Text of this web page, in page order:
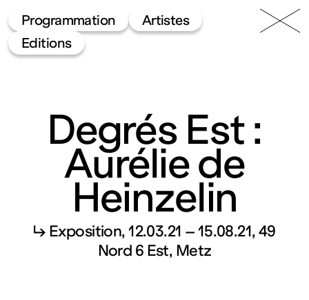
49 Nord
6 Est
Frac
Lorraine
Fonds
régional
Menu
Programmation
Artistes
Editions
Degrés Est :
Aurélie de
Heinzelin
↳ Exposition 12.03.21 – 15.08.21 49
Nord 6 Est, Metz